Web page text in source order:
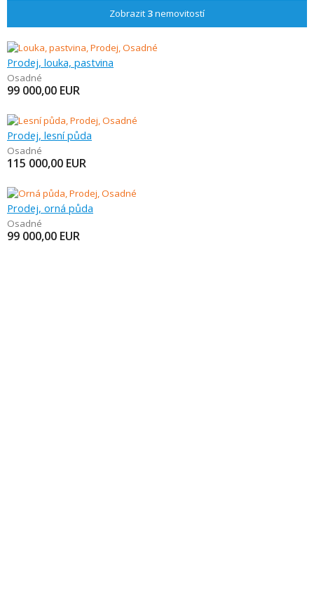
Zobrazit 3nemovitostí
Prodej, louka, pastvina
Osadné
99 000,00 EUR
Prodej, lesní půda
Osadné
115 000,00 EUR
Prodej, orná půda
Osadné
99 000,00 EUR